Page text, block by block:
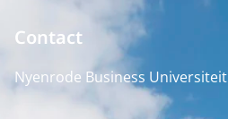
Contact
Nyenrode Business Universiteit